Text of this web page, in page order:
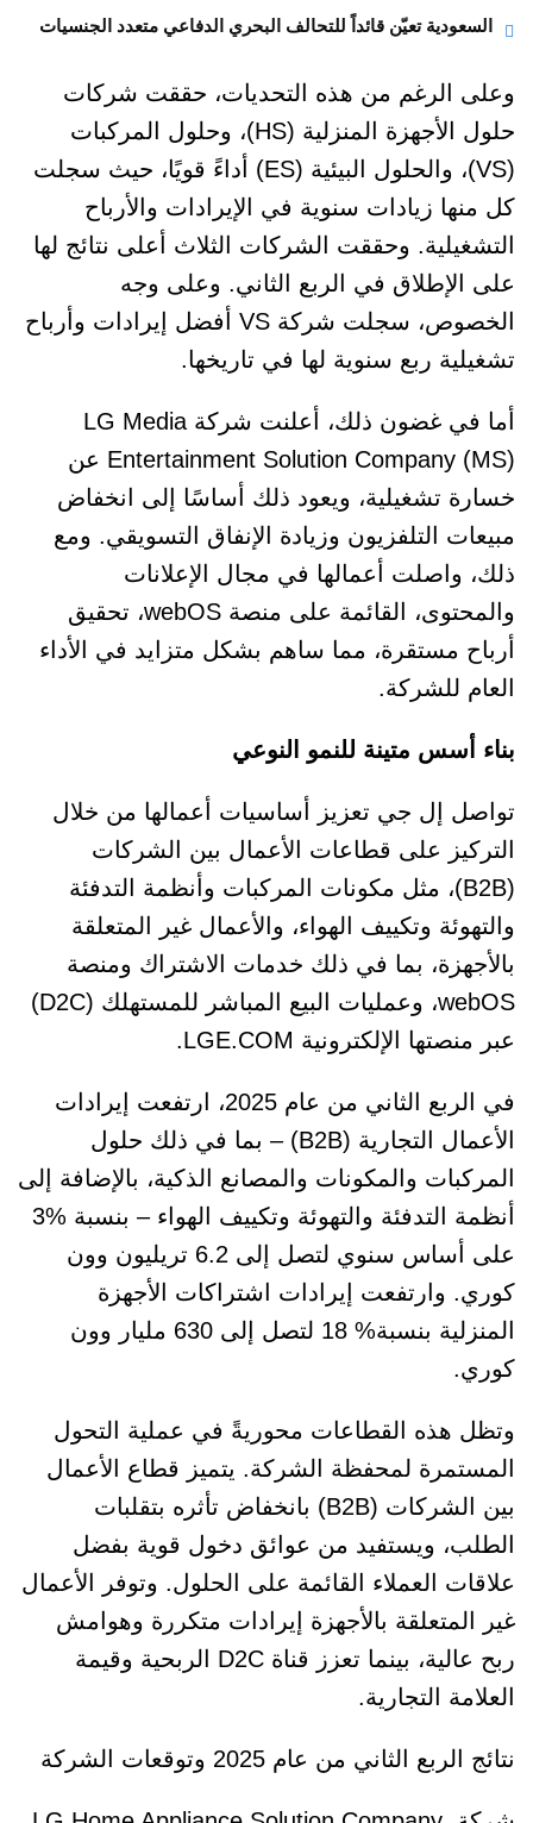
السعودية تعيّن قائداً للتحالف البحري الدفاعي متعدد الجنسيات
وعلى الرغم من هذه التحديات، حققت شركات
حلول الأجهزة المنزلية (HS)، وحلول المركبات
(VS)، والحلول البيئية (ES) أداءً قويًا، حيث سجلت
كل منها زيادات سنوية في الإيرادات والأرباح
التشغيلية. وحققت الشركات الثلاث أعلى نتائج لها
على الإطلاق في الربع الثاني. وعلى وجه
الخصوص، سجلت شركة VS أفضل إيرادات وأرباح
تشغيلية ربع سنوية لها في تاريخها.
أما في غضون ذلك، أعلنت شركة LG Media
Entertainment Solution Company (MS) عن
خسارة تشغيلية، ويعود ذلك أساسًا إلى انخفاض
مبيعات التلفزيون وزيادة الإنفاق التسويقي. ومع
ذلك، واصلت أعمالها في مجال الإعلانات
والمحتوى، القائمة على منصة webOS، تحقيق
أرباح مستقرة، مما ساهم بشكل متزايد في الأداء
العام للشركة.
بناء أسس متينة للنمو النوعي
تواصل إل جي تعزيز أساسيات أعمالها من خلال
التركيز على قطاعات الأعمال بين الشركات
(B2B)، مثل مكونات المركبات وأنظمة التدفئة
والتهوئة وتكييف الهواء، والأعمال غير المتعلقة
بالأجهزة، بما في ذلك خدمات الاشتراك ومنصة
webOS، وعمليات البيع المباشر للمستهلك (D2C)
عبر منصتها الإلكترونية LGE.COM.
في الربع الثاني من عام 2025، ارتفعت إيرادات
الأعمال التجارية (B2B) – بما في ذلك حلول
المركبات والمكونات والمصانع الذكية، بالإضافة إلى
أنظمة التدفئة والتهوئة وتكييف الهواء – بنسبة %3
على أساس سنوي لتصل إلى 6.2 تريليون وون
كوري. وارتفعت إيرادات اشتراكات الأجهزة
المنزلية بنسبة% 18 لتصل إلى 630 مليار وون
كوري.
وتظل هذه القطاعات محوريةً في عملية التحول
المستمرة لمحفظة الشركة. يتميز قطاع الأعمال
بين الشركات (B2B) بانخفاض تأثره بتقلبات
الطلب، ويستفيد من عوائق دخول قوية بفضل
علاقات العملاء القائمة على الحلول. وتوفر الأعمال
غير المتعلقة بالأجهزة إيرادات متكررة وهوامش
ربح عالية، بينما تعزز قناة D2C الربحية وقيمة
العلامة التجارية.
نتائج الربع الثاني من عام 2025 وتوقعات الشركة